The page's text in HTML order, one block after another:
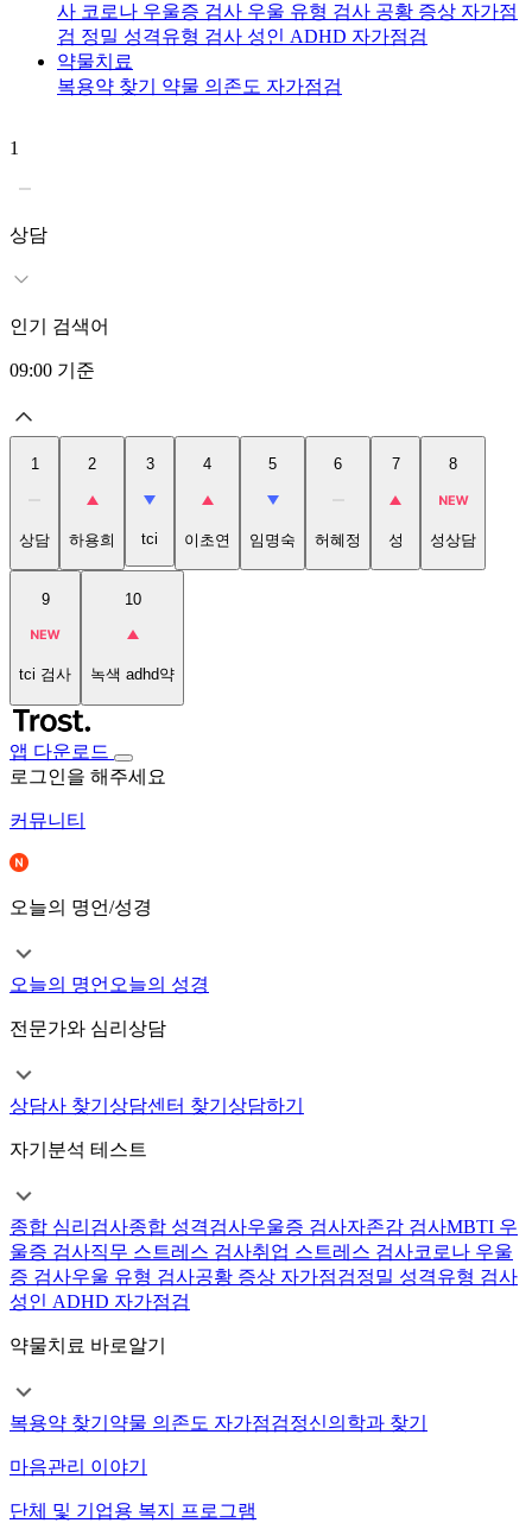
사 코로나 우울증 검사 우울 유형 검사 공황 증상 자가점
검 정밀 성격유형 검사 성인 ADHD 자가점검
약물치료
복용약 찾기 약물 의존도 자가점검
1
상담
인기 검색어
09:00 기준
1
상담
2
하용희
3
tci
4
이초연
5
임명숙
6
허혜정
7
성
8
성상담
9
tci 검사
10
녹색 adhd약
앱 다운로드
로그인을 해주세요
커뮤니티
오늘의 명언/성경
오늘의 명언 오늘의 성경
전문가와 심리상담
상담사 찾기 상담센터 찾기 상담하기
자기분석 테스트
종합 심리검사종합 성격검사우울증 검사자존감 검사MBTI 우
울증 검사직무 스트레스 검사취업 스트레스 검사코로나 우울
증 검사우울 유형 검사공황 증상 자가점검정밀 성격유형 검사
성인 ADHD 자가점검
약물치료 바로알기
복용약 찾기 약물 의존도 자가점검정신의학과 찾기
마음관리 이야기
단체 및 기업용 복지 프로그램